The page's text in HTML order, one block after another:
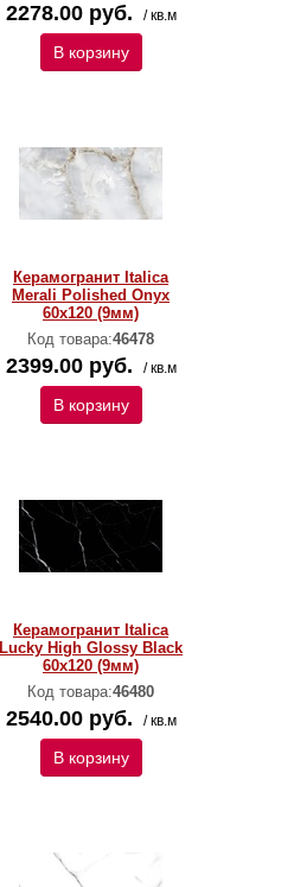
2278.00 руб. / кв.м
В корзину
Керамогранит Italica
Merali Polished Onyx
60х120 (9мм)
Код товара:46478
2399.00 руб. / кв.м
В корзину
Керамогранит Italica
Lucky High Glossy Black
60х120 (9мм)
Код товара:46480
2540.00 руб. / кв.м
В корзину